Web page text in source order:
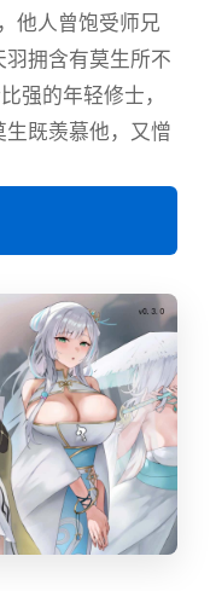
他人曾饱受师兄
拥含有莫生所不
强的年轻修士，
既羡慕他，又憎